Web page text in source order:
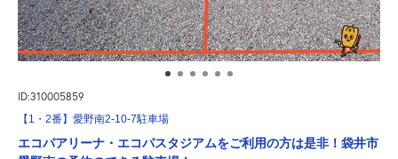
ID:310005859
【1・2番】愛野南2-10-7駐車場
エコパアリーナ・エコパスタジアムをご利用の方は是非！袋井市